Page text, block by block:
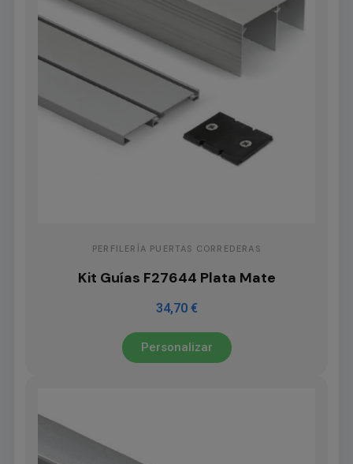
PERFILERÍA PUERTAS CORREDERAS
Kit Guías F27644 Plata Mate
34,70 €
Personalizar